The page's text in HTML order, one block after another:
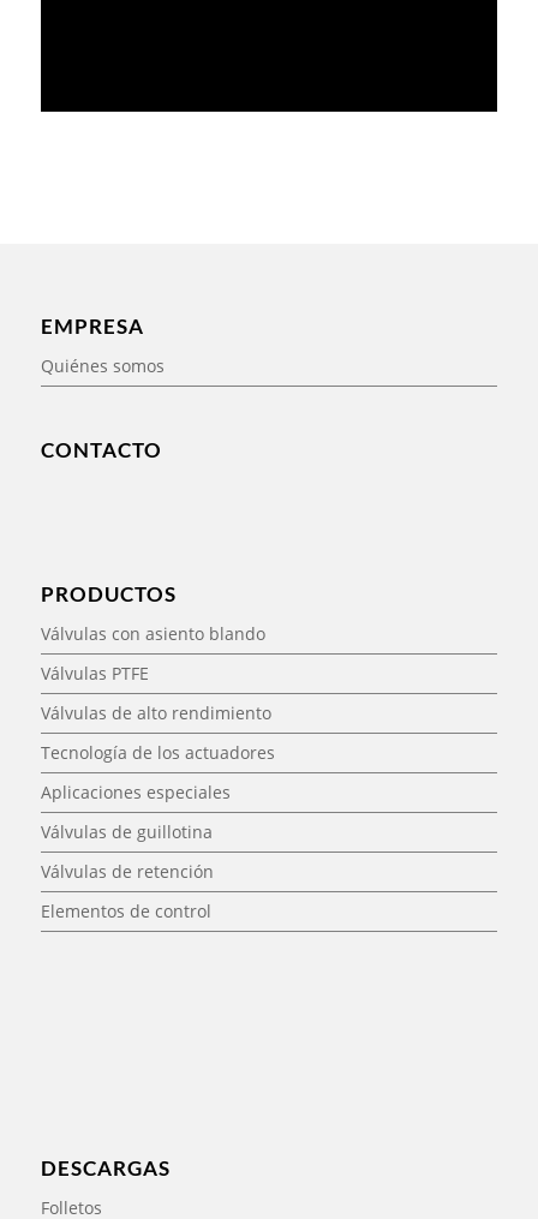
EMPRESA
Quiénes somos
CONTACTO
PRODUCTOS
Válvulas con asiento blando
Válvulas PTFE
Válvulas de alto rendimiento
Tecnología de los actuadores
Aplicaciones especiales
Válvulas de guillotina
Válvulas de retención
Elementos de control
DESCARGAS
Folletos